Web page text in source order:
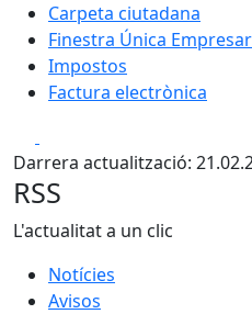
Carpeta ciutadana
Finestra Única
Impostos
Factura electrònica
Darrera actualització:
RSS
L'actualitat a un clic
Notícies
Avisos